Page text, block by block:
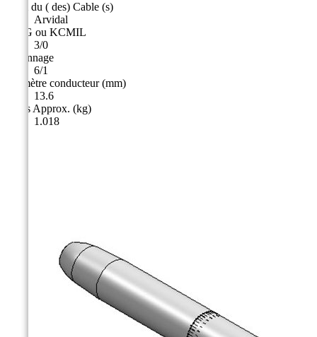
Nom du ( des) Cable (s)
Arvidal
AWG ou KCMIL
3/0
Toronnage
6/1
Diamètre conducteur (mm)
13.6
Poids Approx. (kg)
1.018